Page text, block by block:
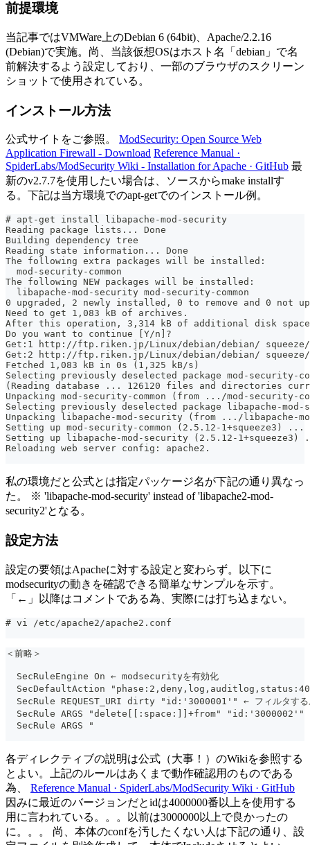
前提環境
当記事ではVMWare上のDebian 6 (64bit)、Apache/2.2.16
(Debian)で実施。尚、当該仮想OSはホスト名「debian」で名
前解決するよう設定しており、一部のブラウザのスクリーン
ショットで使用されている。
インストール方法
公式サイトをご参照。 ModSecurity: Open Source Web
Application Firewall - Download Reference Manual ·
SpiderLabs/ModSecurity Wiki - Installation for Apache · GitHub 最
新のv2.7.7を使用したい場合は、ソースからmake installす
る。下記は当方環境でのapt-getでのインストール例。
# apt-get install libapache-mod-security
Reading package lists... Done
Building dependency tree
Reading state information... Done
The following extra packages will be installed:
  mod-security-common
The following NEW packages will be installed:
  libapache-mod-security mod-security-common
0 upgraded, 2 newly installed, 0 to remove and 0 not
Need to get 1,083 kB of archives.
After this operation, 3,314 kB of additional disk
Do you want to continue [Y/n]?
Get:1 http://ftp.riken.jp/Linux/debian/debian/ squeeze/
Get:2 http://ftp.riken.jp/Linux/debian/debian/ squeeze/
Fetched 1,083 kB in 0s (1,325 kB/s)
Selecting previously deselected package mod-security-
(Reading database ... 126120 files and directories
Unpacking mod-security-common (from .../mod-security-
Selecting previously deselected package libapache-
Unpacking libapache-mod-security (from .../libapache-
Setting up mod-security-common (2.5.12-1+squeeze3) ...
Setting up libapache-mod-security (2.5.12-1+squeeze3)
Reloading web server config: apache2.
私の環境だと公式とは指定パッケージ名が下記の通り異なっ
た。 ※ 'libapache-mod-security' instead of 'libapache2-mod-
security2'となる。
設定方法
設定の要領はApacheに対する設定と変わらず。以下に
modsecurityの動きを確認できる簡単なサンプルを示す。
「←」以降はコメントである為、実際には打ち込まない。
# vi /etc/apache2/apache2.conf
＜前略＞
  SecRuleEngine On ← modsecurityを有効化
SecDefaultAction "phase:2,deny,log,auditlog,status:406" ←
SecRule REQUEST_URI dirty "id:'3000001'" ← フィルタするル
SecRule ARGS "delete[[:space:]]+from" "id:'3000002'" ←
  SecRule ARGS "
各ディレクティブの説明は公式（大事！）のWikiを参照する
とよい。上記のルールはあくまで動作確認用のものである
為、 Reference Manual · SpiderLabs/ModSecurity Wiki · GitHub
因みに最近のバージョンだとidは4000000番以上を使用する
用に言われている。。。以前は3000000以上で良かったの
に。。。 尚、本体のconfを汚したくない人は下記の通り、設